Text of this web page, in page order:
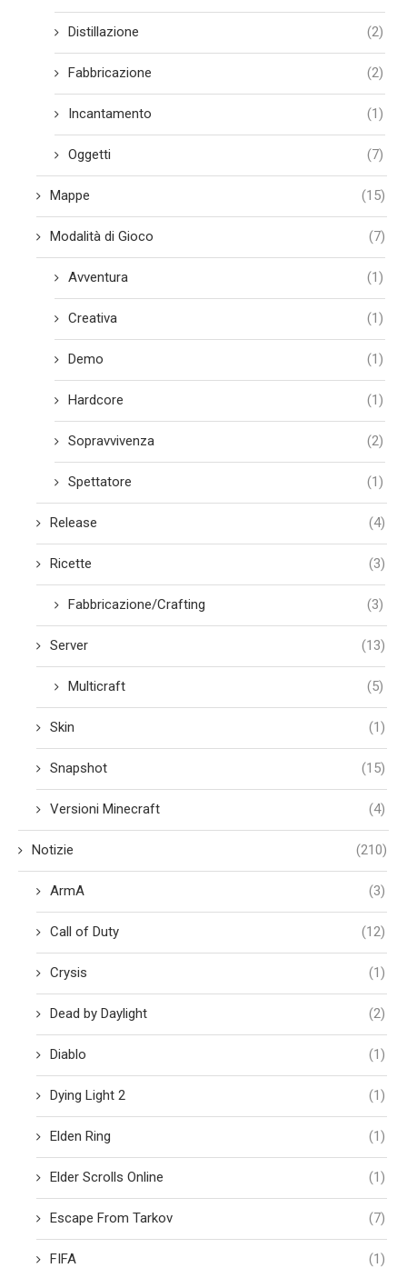
Distillazione (2)
Fabbricazione (2)
Incantamento (1)
Oggetti (7)
Mappe (15)
Modalità di Gioco (7)
Avventura (1)
Creativa (1)
Demo (1)
Hardcore (1)
Sopravvivenza (2)
Spettatore (1)
Release (4)
Ricette (3)
Fabbricazione/Crafting (3)
Server (13)
Multicraft (5)
Skin (1)
Snapshot (15)
Versioni Minecraft (4)
Notizie (210)
ArmA (3)
Call of Duty (12)
Crysis (1)
Dead by Daylight (2)
Diablo (1)
Dying Light 2 (1)
Elden Ring (1)
Elder Scrolls Online (1)
Escape From Tarkov (7)
FIFA (1)